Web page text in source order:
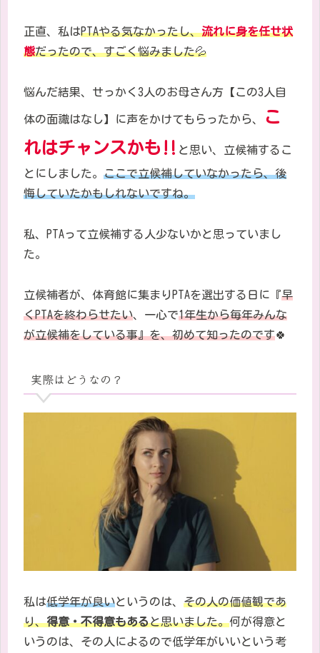
正直、私はPTAやる気なかったし、流れに身を任せ状
態だったので、すごく悩みました💦
悩んだ結果、せっかく3人のお母さん方【この3人自
体の面識はなし】に声をかけてもらったから、
こ
れはチャンスかも ‼︎ と思い、立候補するこ
とにしました。 ここで立候補していなかったら、後
悔していたかもしれないですね。
私、 PTAって立候補する人少ないかと思っていまし
た。
立候補者が、体育館に集まりPTAを選出する日に『早
くPTAを終わらせたい、一心で1年生から毎年みんな
が立候補をしている事』を、初めて知ったのです🍀
実際はどうなの？
私は低学年が良いというのは、 その人の価値観であ
り、得意・不得意もあると思いました。何が得意と
いうのは、その人によるので低学年がいいという考